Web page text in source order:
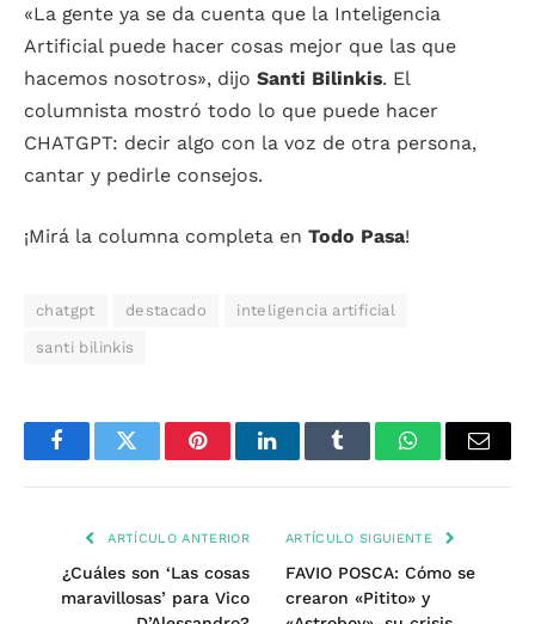
«La gente ya se da cuenta que la Inteligencia
Artificial puede hacer cosas mejor que las que
hacemos nosotros», dijo Santi Bilinkis. El
columnista mostró todo lo que puede hacer
CHATGPT: decir algo con la voz de otra persona,
cantar y pedirle consejos.
¡Mirá la columna completa en Todo Pasa!
chatgpt destacado inteligencia artificial
santi bilinkis
FacebookTwitter PinterestLinkedInTumblr WhatsAppEmail
ARTÍCULO ANTERIOR
¿Cuáles son ‘Las cosas
maravillosas’ para Vico
ARTÍCULO SIGUIENTE
FAVIO POSCA: Cómo se
crearon «Pitito» y